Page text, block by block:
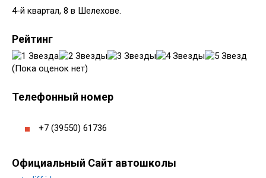
4-й квартал, 8 в Шелехове.
Рейтинг
(Пока оценок нет)
Телефонный номер
+7 (39550) 61736
Официальный Сайт автошколы